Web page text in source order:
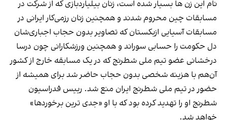
نام این زن ها بسیار شده است، زنان بیلیاردبازی که از شرکت در
مسابقات چین محروم شدند و همچنین زنان رزمی‌کار ایرانی در
مسابقات آسیایی ازبکستان که تصاویر بدون حجاب اجباری‌شان
دل حکومت را حسابی سوراند و همچنین ورزشکارانی چون درسا
درخشانی عضو تیم ملی شطرنج که در یک مسابقه خارج از کشور
آن‌هم با هزینه شخصی بدون حجاب حاضر شد برای همیشه از
حضور در تیم ملی شطرنج ایران منع شد. رییس فدراسیون
شطرنج او را تهدید کرده بود که با او «جدی ترین برخوردها»
خواهد شد.